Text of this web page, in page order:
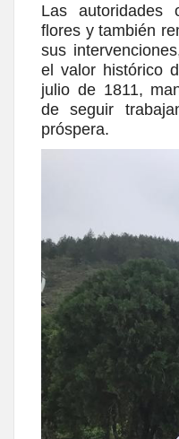
Las autoridades
flores y también
sus
el valor histórico
julio de 1811,
de seguir
próspera.